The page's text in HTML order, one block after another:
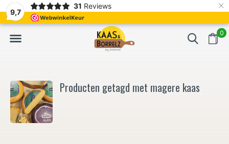
9,7
31 Reviews ×
0
Vers van het mes en gevacumeerd Vaak volgende
Producten getagd met magere kaas